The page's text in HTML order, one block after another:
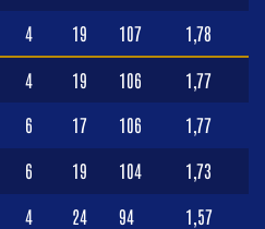
4 19 107 1,78
4 19 106 1,77
6 17 106 1,77
6 19 104 1,73
4 24 94 1,57